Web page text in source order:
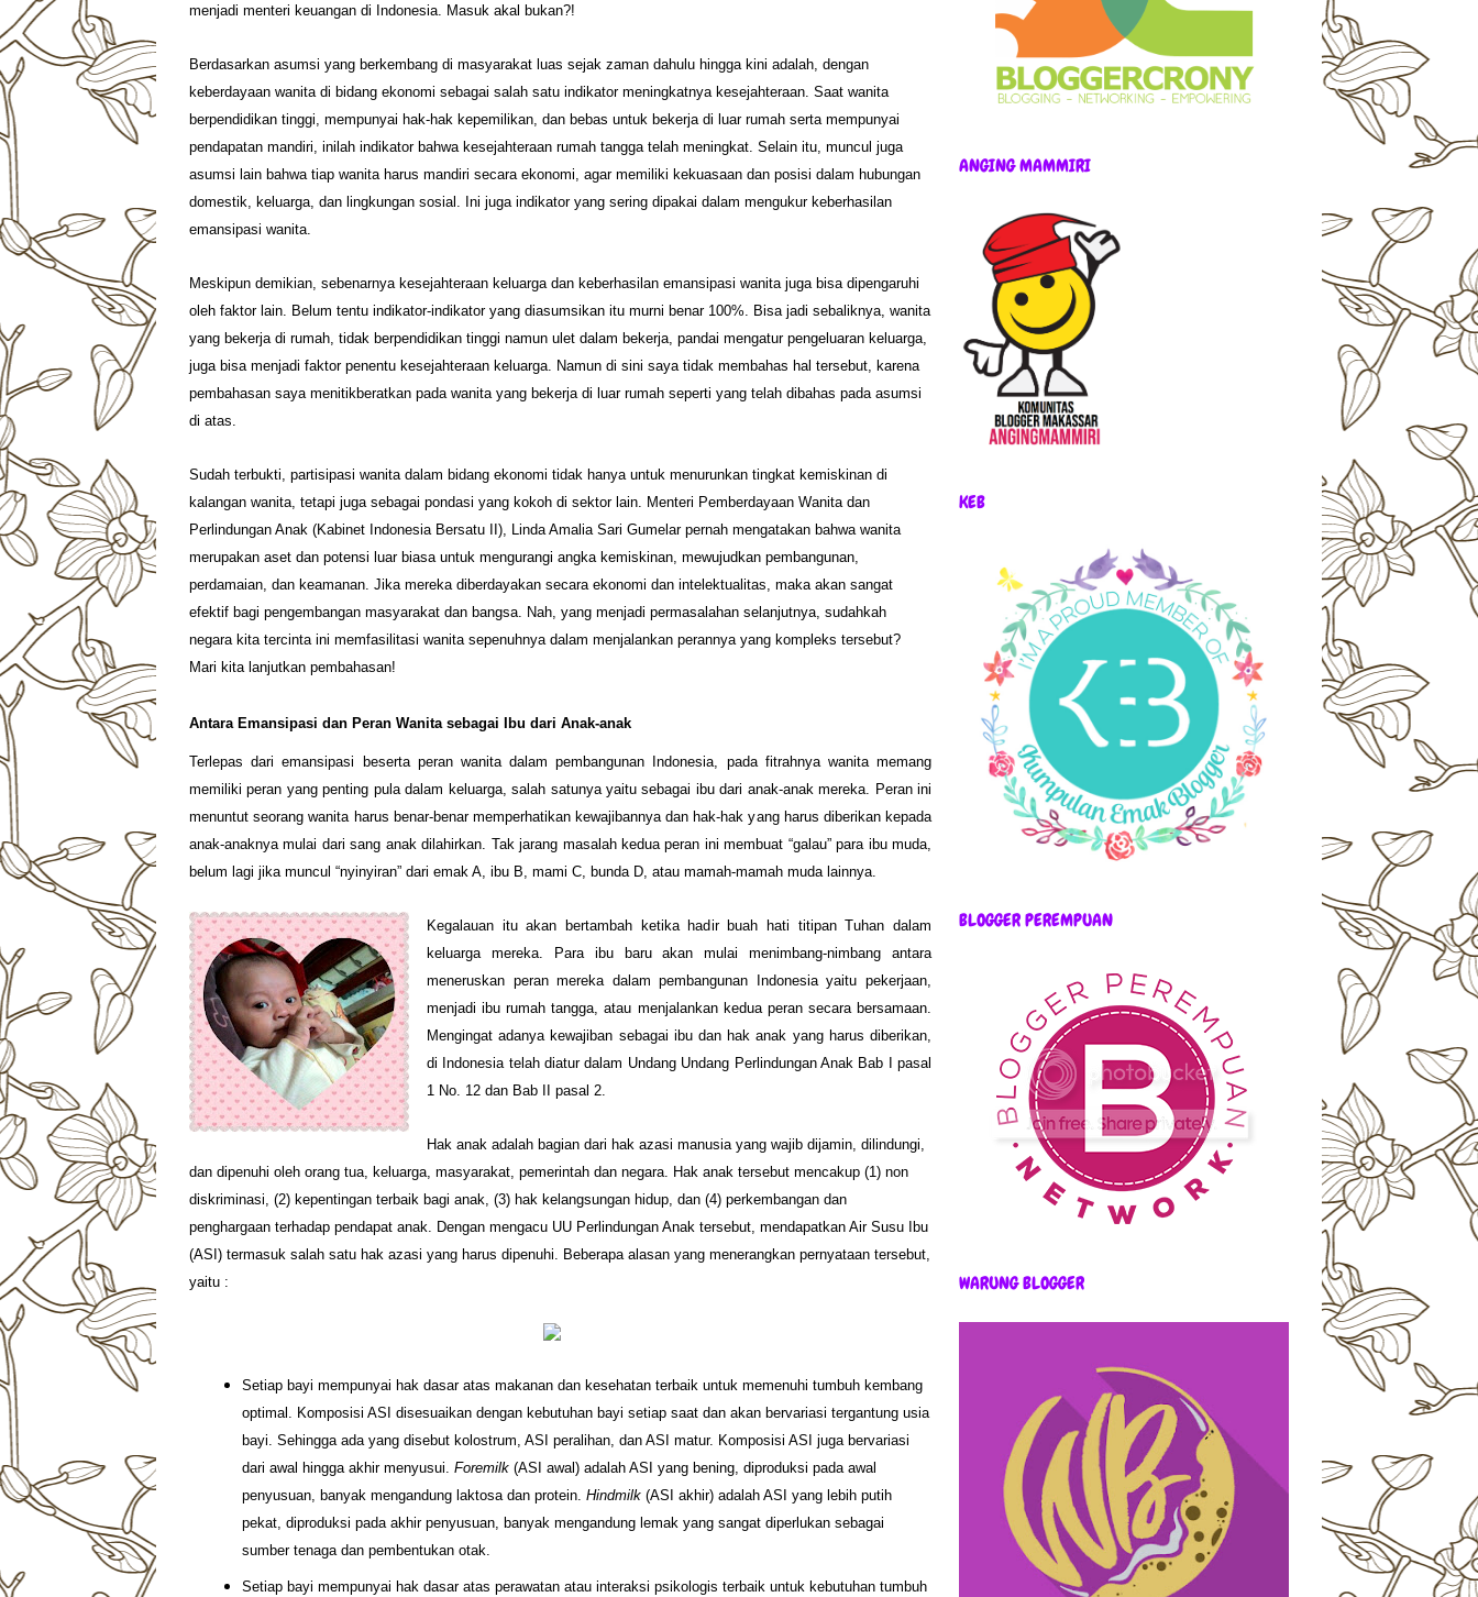
menjadi menteri keuangan di Indonesia. Masuk akal bukan?!
Berdasarkan asumsi yang berkembang di masyarakat luas sejak zaman dahulu hingga kini adalah, dengan
keberdayaan wanita di bidang ekonomi sebagai salah satu indikator meningkatnya kesejahteraan. Saat wanita
berpendidikan tinggi, mempunyai hak-hak kepemilikan, dan bebas untuk bekerja di luar rumah serta mempunyai
pendapatan mandiri, inilah indikator bahwa kesejahteraan rumah tangga telah meningkat. Selain itu, muncul juga
asumsi lain bahwa tiap wanita harus mandiri secara ekonomi, agar memiliki kekuasaan dan posisi dalam hubungan
domestik, keluarga, dan lingkungan sosial. Ini juga indikator yang sering dipakai dalam mengukur keberhasilan
emansipasi wanita.
Meskipun demikian, sebenarnya kesejahteraan keluarga dan keberhasilan emansipasi wanita juga bisa dipengaruhi
oleh faktor lain. Belum tentu indikator-indikator yang diasumsikan itu murni benar 100%. Bisa jadi sebaliknya, wanita
yang bekerja di rumah, tidak berpendidikan tinggi namun ulet dalam bekerja, pandai mengatur pengeluaran keluarga,
juga bisa menjadi faktor penentu kesejahteraan keluarga. Namun di sini saya tidak membahas hal tersebut, karena
pembahasan saya menitikberatkan pada wanita yang bekerja di luar rumah seperti yang telah dibahas pada asumsi
di atas.
Sudah terbukti, partisipasi wanita dalam bidang ekonomi tidak hanya untuk menurunkan tingkat kemiskinan di
kalangan wanita, tetapi juga sebagai pondasi yang kokoh di sektor lain. Menteri Pemberdayaan Wanita dan
Perlindungan Anak (Kabinet Indonesia Bersatu II), Linda Amalia Sari Gumelar pernah mengatakan bahwa wanita
merupakan aset dan potensi luar biasa untuk mengurangi angka kemiskinan, mewujudkan pembangunan,
perdamaian, dan keamanan. Jika mereka diberdayakan secara ekonomi dan intelektualitas, maka akan sangat
efektif bagi pengembangan masyarakat dan bangsa. Nah, yang menjadi permasalahan selanjutnya, sudahkah
negara kita tercinta ini memfasilitasi wanita sepenuhnya dalam menjalankan perannya yang kompleks tersebut?
Mari kita lanjutkan pembahasan!
Antara Emansipasi dan Peran Wanita sebagai Ibu dari Anak-anak
Terlepas dari emansipasi beserta peran wanita dalam pembangunan Indonesia, pada fitrahnya wanita memang
memiliki peran yang penting pula dalam keluarga, salah satunya yaitu sebagai ibu dari anak-anak mereka. Peran ini
menuntut seorang wanita harus benar-benar memperhatikan kewajibannya dan hak-hak yang harus diberikan kepada
anak-anaknya mulai dari sang anak dilahirkan. Tak jarang masalah kedua peran ini membuat “galau” para ibu muda,
belum lagi jika muncul “nyinyiran” dari emak A, ibu B, mami C, bunda D, atau mamah-mamah muda lainnya.
Kegalauan itu akan bertambah ketika hadir buah hati titipan Tuhan dalam
keluarga mereka. Para ibu baru akan mulai menimbang-nimbang antara
meneruskan peran mereka dalam pembangunan Indonesia yaitu pekerjaan,
menjadi ibu rumah tangga, atau menjalankan kedua peran secara bersamaan.
Mengingat adanya kewajiban sebagai ibu dan hak anak yang harus diberikan,
di Indonesia telah diatur dalam Undang Undang Perlindungan Anak Bab I pasal
1 No. 12 dan Bab II pasal 2.
Hak anak adalah bagian dari hak azasi manusia yang wajib dijamin, dilindungi,
dan dipenuhi oleh orang tua, keluarga, masyarakat, pemerintah dan negara. Hak anak tersebut mencakup (1) non
diskriminasi, (2) kepentingan terbaik bagi anak, (3) hak kelangsungan hidup, dan (4) perkembangan dan
penghargaan terhadap pendapat anak. Dengan mengacu UU Perlindungan Anak tersebut, mendapatkan Air Susu Ibu
(ASI) termasuk salah satu hak azasi yang harus dipenuhi. Beberapa alasan yang menerangkan pernyataan tersebut,
yaitu :
Setiap bayi mempunyai hak dasar atas makanan dan kesehatan terbaik untuk memenuhi tumbuh kembang
optimal. Komposisi ASI disesuaikan dengan kebutuhan bayi setiap saat dan akan bervariasi tergantung usia
bayi. Sehingga ada yang disebut kolostrum, ASI peralihan, dan ASI matur. Komposisi ASI juga bervariasi
dari awal hingga akhir menyusui. Foremilk (ASI awal) adalah ASI yang bening, diproduksi pada awal
penyusuan, banyak mengandung laktosa dan protein. Hindmilk (ASI akhir) adalah ASI yang lebih putih
pekat, diproduksi pada akhir penyusuan, banyak mengandung lemak yang sangat diperlukan sebagai
sumber tenaga dan pembentukan otak.
Setiap bayi mempunyai hak dasar atas perawatan atau interaksi psikologis terbaik untuk kebutuhan tumbuh
ANGING MAMMIRI
KEB
BLOGGER PEREMPUAN
WARUNG BLOGGER